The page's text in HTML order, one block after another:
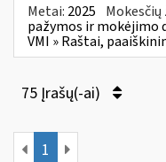
Metai: 2025
pažymos ir mokėjimo
VMI » Raštai,
75 Įrašų(-ai)
1